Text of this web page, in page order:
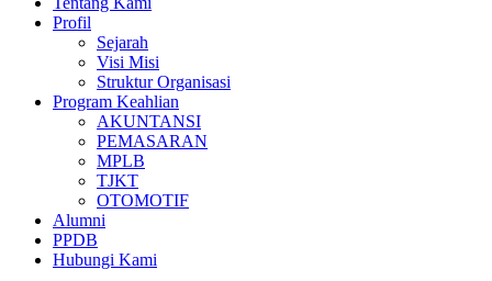
Profil
Sejarah
Visi Misi
Struktur Organisasi
Program Keahlian
AKUNTANSI
PEMASARAN
MPLB
TJKT
OTOMOTIF
Alumni
PPDB
Hubungi Kami